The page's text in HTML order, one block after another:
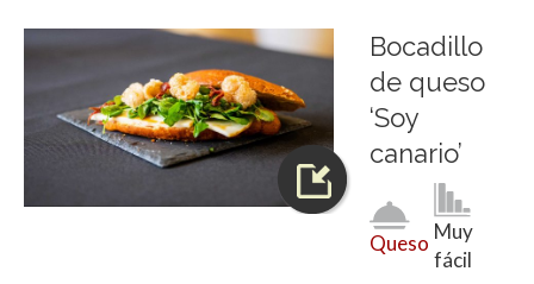
Bocadillo
de queso
‘Soy
canario’
Queso Muy
fácil